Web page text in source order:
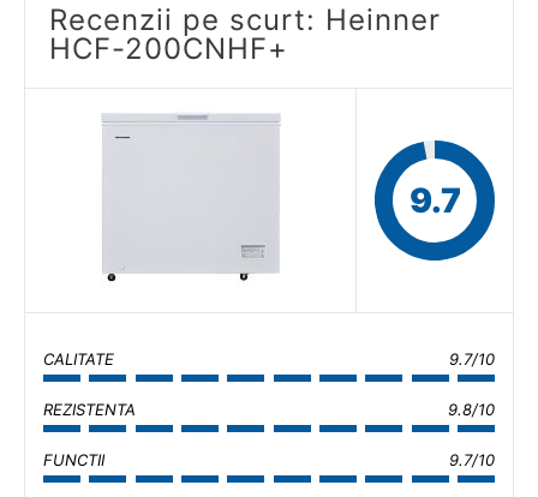
Recenzii pe scurt: Heinner
HCF-200CNHF+
9.7
CALITATE 9.7/10
REZISTENTA 9.8/10
FUNCTII 9.7/10